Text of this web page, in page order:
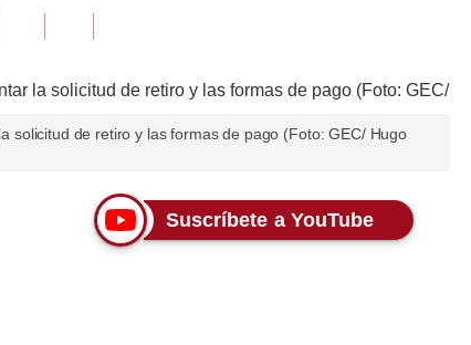
solicitud de retiro y las formas de pago (Foto: GEC/ Hugo
Suscríbete a YouTube